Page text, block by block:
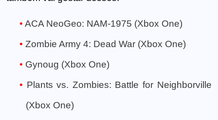
ACA NeoGeo: NAM-1975 (Xbox One)
Zombie Army 4: Dead War (Xbox One)
Gynoug (Xbox One)
Plants vs. Zombies: Battle for Neighborville
(Xbox One)